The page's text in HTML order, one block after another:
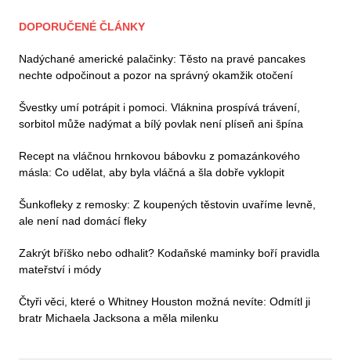
DOPORUČENÉ ČLÁNKY
Nadýchané americké palačinky: Těsto na pravé pancakes
nechte odpočinout a pozor na správný okamžik otočení
Švestky umí potrápit i pomoci. Vláknina prospívá trávení,
sorbitol může nadýmat a bílý povlak není plíseň ani špína
Recept na vláčnou hrnkovou bábovku z pomazánkového
másla: Co udělat, aby byla vláčná a šla dobře vyklopit
Šunkofleky z remosky: Z koupených těstovin uvaříme levně,
ale není nad domácí fleky
Zakrýt bříško nebo odhalit? Kodaňské maminky boří pravidla
mateřství i módy
Čtyři věci, které o Whitney Houston možná nevíte: Odmítl ji
bratr Michaela Jacksona a měla milenku